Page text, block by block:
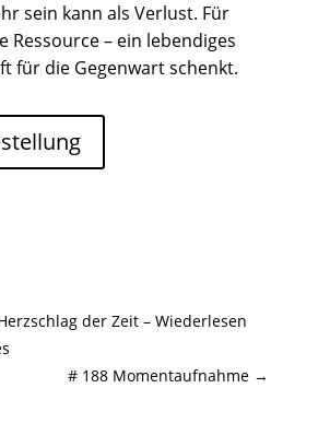
sein kann als Verlust. Für
Ressource – ein lebendiges
für die Gegenwart schenkt.
der Zeit – Wiederlesen
# 188 Momentaufnahme →